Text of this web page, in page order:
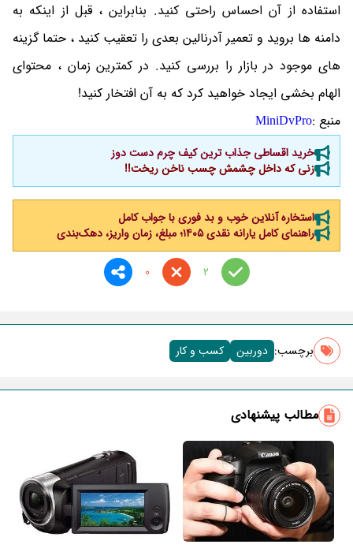
استفاده از آن احساس راحتی کنید. بنابراین ، قبل از اینکه به
دامنه ها بروید و تعمیر آدرنالین بعدی را تعقیب کنید ، حتما گزینه
های موجود در بازار را بررسی کنید. در کمترین زمان ، محتوای
الهام بخشی ایجاد خواهید کرد که به آن افتخار کنید!
منبع :MiniDvPro
خرید اقساطی جذاب ترین کیف چرم دست دوز
زنی که داخل چشمش چسب ناخن ریخت!!
استخاره آنلاین خوب و بد فوری با جواب کامل
راهنمای کامل یارانه نقدی ۱۴۰۵؛ مبلغ، زمان واریز، دهک‌بندی
2
0
برچسب‌: دوربین کسب و کار
مطالب پیشنهادی